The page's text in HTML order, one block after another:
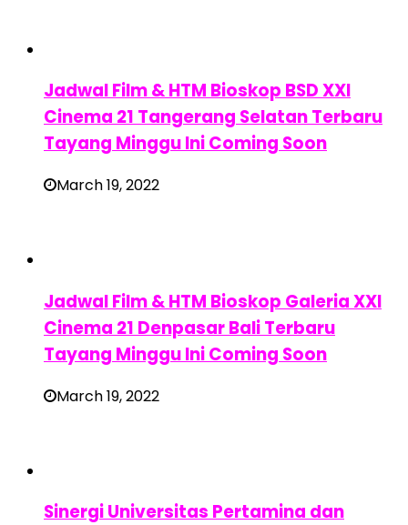
Jadwal Film & HTM Bioskop BSD XXI
Cinema 21 Tangerang Selatan Terbaru
Tayang Minggu Ini Coming Soon
March 19, 2022
Jadwal Film & HTM Bioskop Galeria XXI
Cinema 21 Denpasar Bali Terbaru
Tayang Minggu Ini Coming Soon
March 19, 2022
Sinergi Universitas Pertamina dan